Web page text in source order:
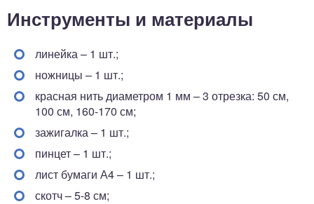
Инструменты и материалы
линейка – 1 шт.;
ножницы – 1 шт.;
красная нить диаметром 1 мм – 3 отрезка: 50 см,
100 см, 160-170 см;
зажигалка – 1 шт.;
пинцет – 1 шт.;
лист бумаги А4 – 1 шт.;
скотч – 5-8 см;